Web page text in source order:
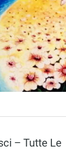
– Tutte Le